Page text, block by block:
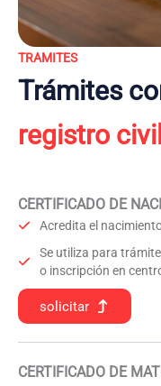
TRAMITES
Trámites
registro civil
CERTIFICADO DE
Acredita el
Se utiliza para
o inscripción en
solicitar
CERTIFICADO DE